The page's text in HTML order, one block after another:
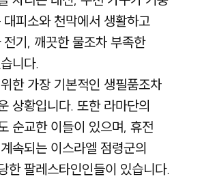
피소와 천막에서 생활하고
기, 깨끗한 물조차 부족한
니다.
한 가장 기본적인 생필품조차
상황입니다. 또한 라마단의
순교한 이들이 있으며, 휴전
속되는 이스라엘 점령군의
한 팔레스타인인들이 있습니다.